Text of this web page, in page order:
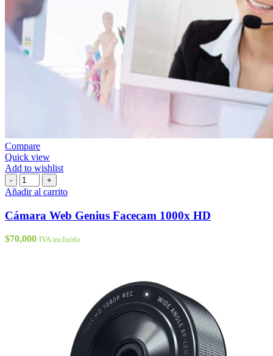
Compare
Quick view
Add to wishlist
-
Cámara
Web
Facecam
1000x
HD
cantidad
+
Añadir al carrito
Cámara Web Genius Facecam 1000x HD
$70,000 IVA incluído